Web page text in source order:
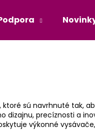
sú navrhnuté tak,
precíznosti a
výkonné
nájsť?